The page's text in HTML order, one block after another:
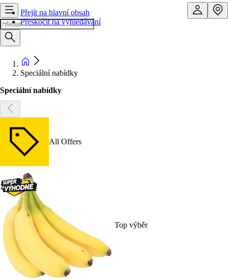
Přejít na hlavní obsah
Přeskočit na vyhledávání
Speciální nabídky
Speciální nabídky
All Offers
Top výběr